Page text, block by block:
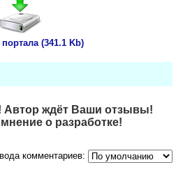
(341.1 Kb)
Автор ждёт Ваши отзывы!
о разработке!
комментариев: